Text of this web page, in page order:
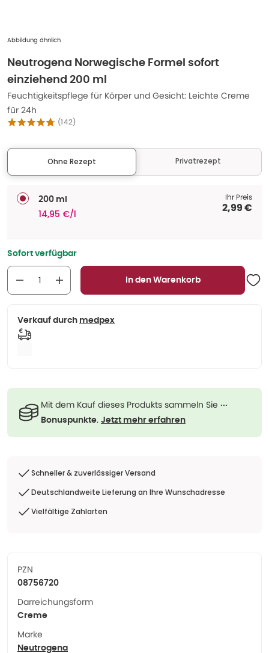
Abbildung ähnlich
Neutrogena Norwegische Formel sofort
einziehend 200 ml
Feuchtigkeitspflege für Körper und Gesicht: Leichte Creme
für 24h
(142)
Ohne Rezept Privatrezept
200 ml
14,95 €/l
Ihr Preis
2,99 €
Sofort verfügbar
In den Warenkorb
Verkauf durch medpex
Mit dem Kauf dieses Produkts sammeln Sie ···
Bonuspunkte. Jetzt mehr erfahren
Schneller & zuverlässiger Versand
Deutschlandweite Lieferung an Ihre Wunschadresse
Vielfältige Zahlarten
PZN
08756720
Darreichungsform
Creme
Marke
Neutrogena